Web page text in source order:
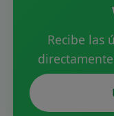
Recibe las